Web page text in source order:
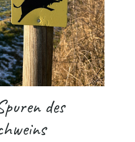
des